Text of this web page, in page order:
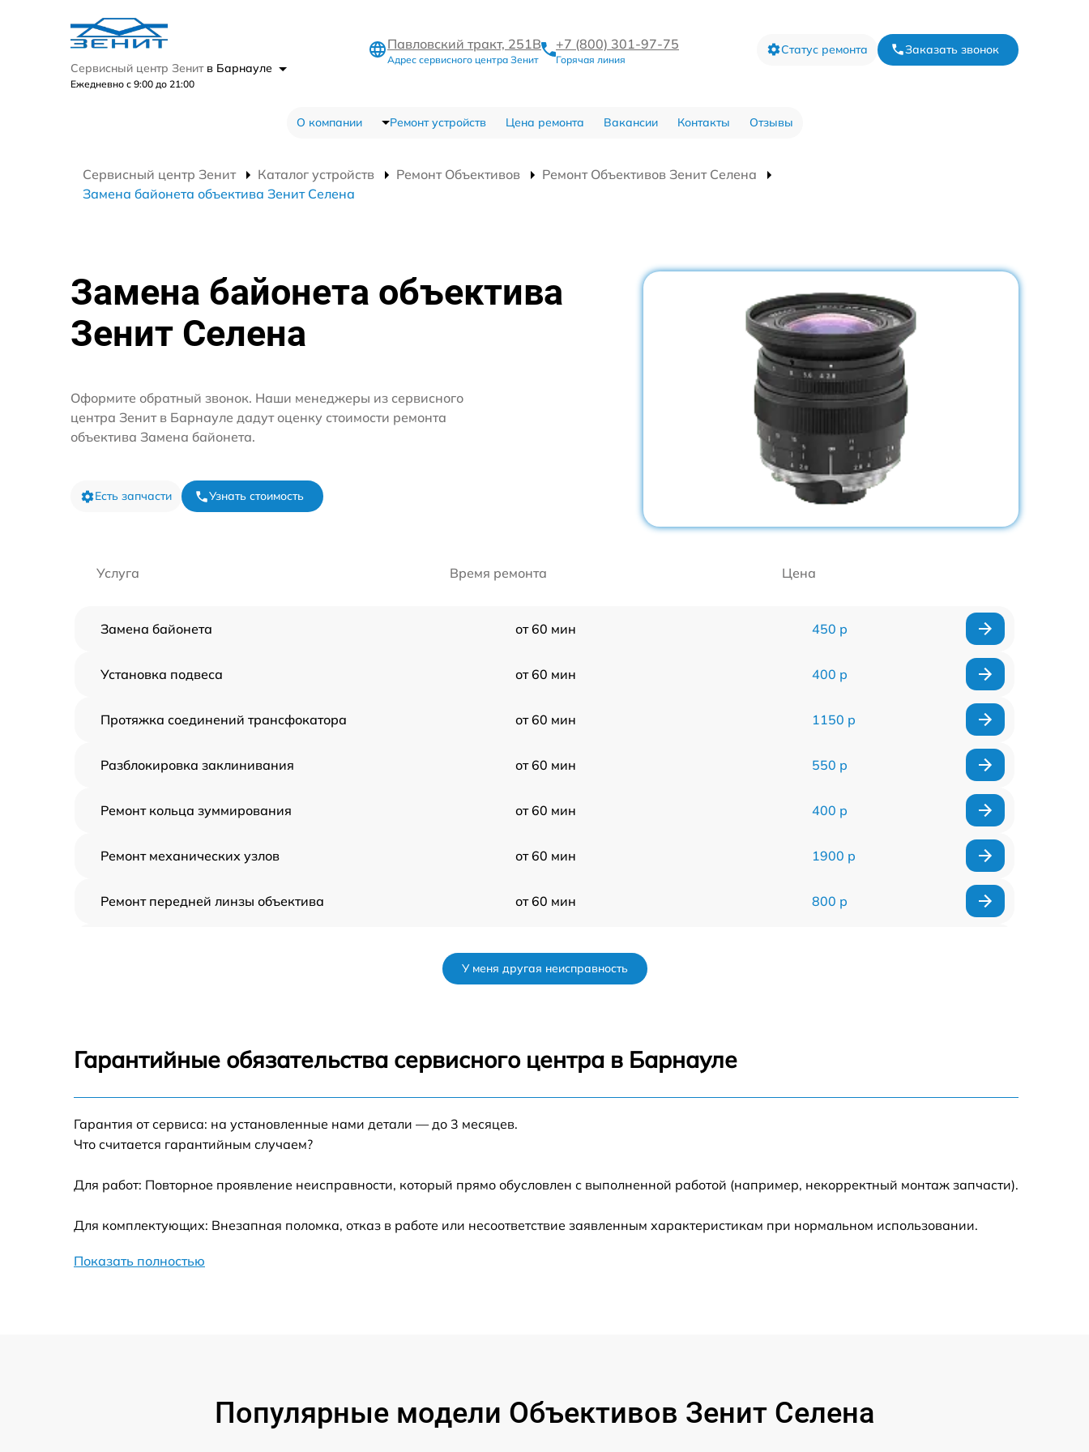
Сервисный центр Зенит в Барнауле
Ежедневно с 9:00 до 21:00
Павловский тракт, 251В
Адрес сервисного центра Зенит
+7 (800) 301-97-75
Горячая линия
Статус ремонта Заказать звонок
О компании Ремонт устройств Цена ремонта Вакансии Контакты Отзывы
Сервисный центр Зенит Каталог устройств Ремонт Объективов
Ремонт Объективов Зенит Селена
Замена байонета объектива Зенит Селена
Замена байонета объектива
Зенит Селена
Оформите обратный звонок. Наши менеджеры из сервисного
центра Зенит в Барнауле дадут оценку стоимости ремонта
объектива Замена байонета.
Есть запчасти Узнать стоимость
Услуга Время ремонта Цена
Замена байонета от 60 мин 450 р
Установка подвеса от 60 мин 400 р
Протяжка соединений трансфокатора от 60 мин 1150 р
Разблокировка заклинивания от 60 мин 550 р
Ремонт кольца зуммирования от 60 мин 400 р
Ремонт механических узлов от 60 мин 1900 р
Ремонт передней линзы объектива от 60 мин 800 р
от 60 мин
Ремонт узла автофокуса
Замена электронной платы от 60 мин 500 р
Замена узла диафрагмы от 60 мин 1200 р
Замена мотора
от 60 мин 750 р
У меня другая неисправность
Гарантийные обязательства сервисного центра в Барнауле
Гарантия от сервиса: на установленные нами детали — до 3 месяцев.
Что считается гарантийным случаем?
Для работ: Повторное проявление неисправности, который прямо обусловлен с выполненной работой (например, некорректный монтаж запчасти).
Для комплектующих: Внезапная поломка, отказ в работе или несоответствие заявленным характеристикам при нормальном использовании.
Показать полностью
Популярные модели Объективов Зенит Селена